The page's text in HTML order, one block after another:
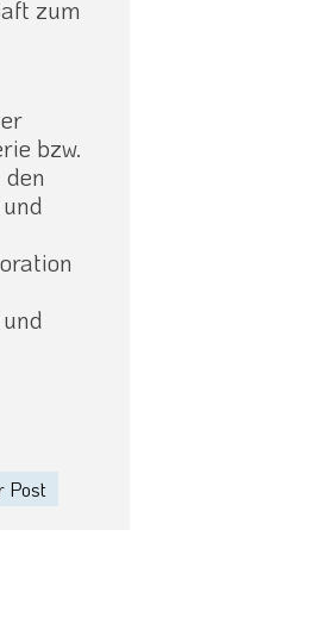
zum
bzw.
Post